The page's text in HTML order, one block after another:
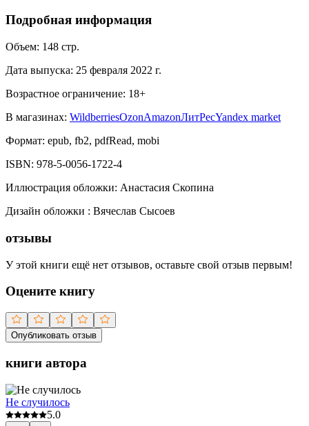
Подробная информация
Объем: 148 стр.
Дата выпуска: 25 февраля 2022 г.
Возрастное ограничение: 18+
В магазинах: WildberriesOzonAmazonЛитРесYandex market
Формат: epub, fb2, pdfRead, mobi
ISBN: 978-5-0056-1722-4
Иллюстрация обложки: Анастасия Скопина
Дизайн обложки : Вячеслав Сысоев
отзывы
У этой книги ещё нет отзывов, оставьте свой отзыв первым!
Оцените книгу
Опубликовать отзыв
книги автора
Не случилось
5.0